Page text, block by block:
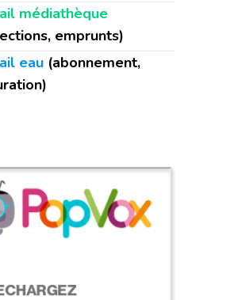
médiathèque
emprunts)
eau (abonnement,